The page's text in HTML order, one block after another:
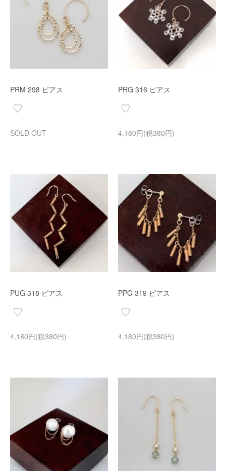
PRM 298 ピアス
SOLD OUT
PRG 316 ピアス
4,180円(税380円)
PUG 318 ピアス
4,180円(税380円)
PPG 319 ピアス
4,180円(税380円)